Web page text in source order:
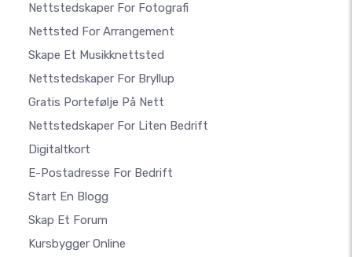
Nettstedskaper For Fotografi
Nettsted For Arrangement
Skape Et Musikknettsted
Nettstedskaper For Bryllup
Gratis Portefølje På Nett
Nettstedskaper For Liten Bedrift
Digitaltkort
E-Postadresse For Bedrift
Start En Blogg
Skap Et Forum
Kursbygger Online